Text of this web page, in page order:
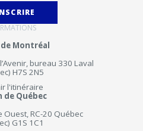
Montréal
bureau 330 Laval
H7S 2N5
l'itinéraire
de Québec
Ouest, RC-20 Québec
G1S 1C1